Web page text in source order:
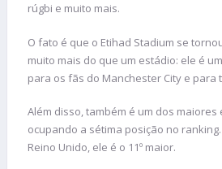
rúgbi e muito mais.
O fato é que o Etihad Stadium se
muito mais do que um estádio: ele é
para os fãs do Manchester City e para
Além disso, também é um dos
ocupando a sétima posição no
Reino Unido, ele é o 11º maior.